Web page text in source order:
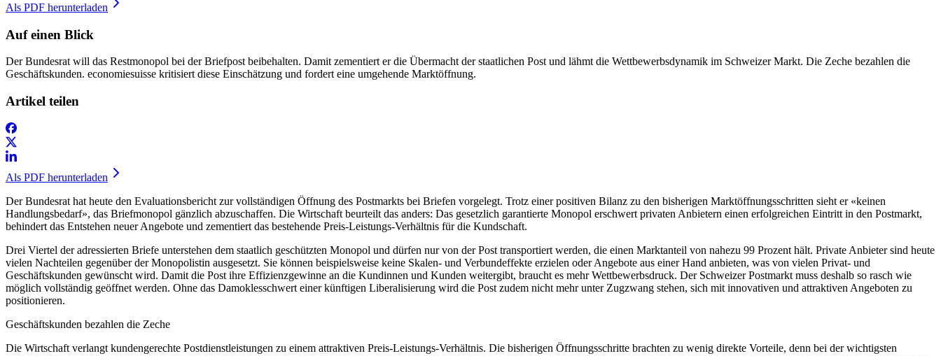
Als PDF herunterladen
Auf einen Blick
Der Bundesrat will das Restmonopol bei der Briefpost beibehalten. Damit zementiert er die Übermacht der staatlichen Post und lähmt die Wettbewerbsdynamik im Schweizer Markt. Die Zeche bezahlen die
Geschäftskunden. economiesuisse kritisiert diese Einschätzung und fordert eine umgehende Marktöffnung.
Artikel teilen
Als PDF herunterladen
Der Bundesrat hat heute den Evaluationsbericht zur vollständigen Öffnung des Postmarkts bei Briefen vorgelegt. Trotz einer positiven Bilanz zu den bisherigen Marktöffnungsschritten sieht er «keinen
Handlungsbedarf», das Briefmonopol gänzlich abzuschaffen. Die Wirtschaft beurteilt das anders: Das gesetzlich garantierte Monopol erschwert privaten Anbietern einen erfolgreichen Eintritt in den Postmarkt,
behindert das Entstehen neuer Angebote und zementiert das bestehende Preis-Leistungs-Verhältnis für die Kundschaft.
Drei Viertel der adressierten Briefe unterstehen dem staatlich geschützten Monopol und dürfen nur von der Post transportiert werden, die einen Marktanteil von nahezu 99 Prozent hält. Private Anbieter sind heute
vielen Nachteilen gegenüber der Monopolistin ausgesetzt. Sie können beispielsweise keine Skalen- und Verbundeffekte erzielen oder Angebote aus einer Hand anbieten, was von vielen Privat- und
Geschäftskunden gewünscht wird. Damit die Post ihre Effizienzgewinne an die Kundinnen und Kunden weitergibt, braucht es mehr Wettbewerbsdruck. Der Schweizer Postmarkt muss deshalb so rasch wie
möglich vollständig geöffnet werden. Ohne das Damoklesschwert einer künftigen Liberalisierung wird die Post zudem nicht mehr unter Zugzwang stehen, sich mit innovativen und attraktiven Angeboten zu
positionieren.
Geschäftskunden bezahlen die Zeche
Die Wirtschaft verlangt kundengerechte Postdienstleistungen zu einem attraktiven Preis-Leistungs-Verhältnis. Die bisherigen Öffnungsschritte brachten zu wenig direkte Vorteile, denn bei der wichtigsten